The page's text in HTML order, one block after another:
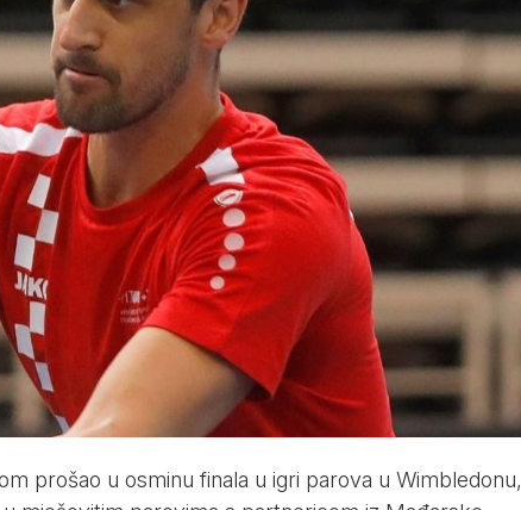
prošao u osminu finala u igri parova u Wimbledonu,